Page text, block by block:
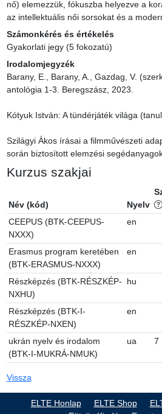
nő) elemezzük, fókuszba helyezve a
az intellektuális női sorsokat és a
Számonkérés és értékelés
Gyakorlati jegy (5 fokozatú)
Irodalomjegyzék
Barany, E., Barany, A., Gazdag, V.
antológia 1-3. Beregszász, 2023.
Kótyuk István: A tündérjáték világa
Szilágyi Ákos írásai a filmművészeti
során biztosított elemzési
Kurzus szakjai
Név (kód) Nyelv
CEEPUS (BTK-CEEPUS-
NXXX)
en
Erasmus program keretében
(BTK-ERASMUS-NXXX)
en
Részképzés (BTK-RÉSZKÉP-
NXHU)
hu
Részképzés (BTK-I-
RÉSZKÉP-NXEN)
en
ukrán nyelv és irodalom
(BTK-I-MUKRÁ-NMUK)
ua 7
Vissza
ELTE Honlap ELTE Shop